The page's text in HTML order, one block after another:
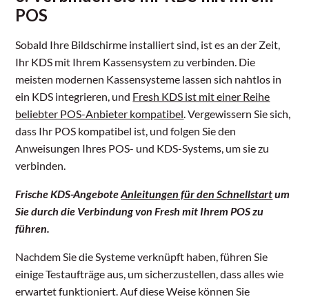
POS
Sobald Ihre Bildschirme installiert sind, ist es an der Zeit,
Ihr KDS mit Ihrem Kassensystem zu verbinden. Die
meisten modernen Kassensysteme lassen sich nahtlos in
ein KDS integrieren, und Fresh KDS ist mit einer Reihe
beliebter POS-Anbieter kompatibel. Vergewissern Sie sich,
dass Ihr POS kompatibel ist, und folgen Sie den
Anweisungen Ihres POS- und KDS-Systems, um sie zu
verbinden.
Frische KDS-AngeboteAnleitungen für den Schnellstartum
Sie durch die Verbindung von Fresh mit Ihrem POS zu
führen.
Nachdem Sie die Systeme verknüpft haben, führen Sie
einige Testaufträge aus, um sicherzustellen, dass alles wie
erwartet funktioniert. Auf diese Weise können Sie